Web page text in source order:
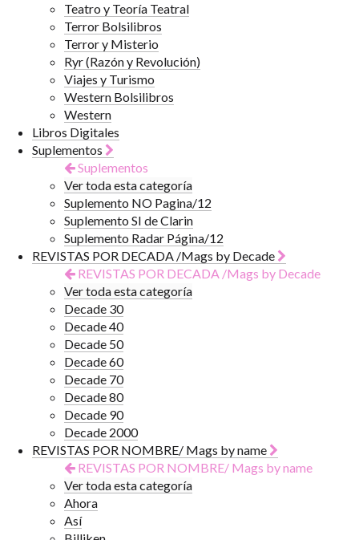
Teatro y Teoría Teatral
Terror Bolsilibros
Terror y Misterio
Ryr (Razón y Revolución)
Viajes y Turismo
Western Bolsilibros
Western
Libros Digitales
Suplementos
Suplementos
Ver toda esta categoría
Suplemento NO Pagina/12
Suplemento SI de Clarin
Suplemento Radar Página/12
REVISTAS POR DECADA /Mags by Decade
REVISTAS POR DECADA /Mags by Decade
Ver toda esta categoría
Decade 30
Decade 40
Decade 50
Decade 60
Decade 70
Decade 80
Decade 90
Decade 2000
REVISTAS POR NOMBRE/ Mags by name
REVISTAS POR NOMBRE/ Mags by name
Ver toda esta categoría
Ahora
Así